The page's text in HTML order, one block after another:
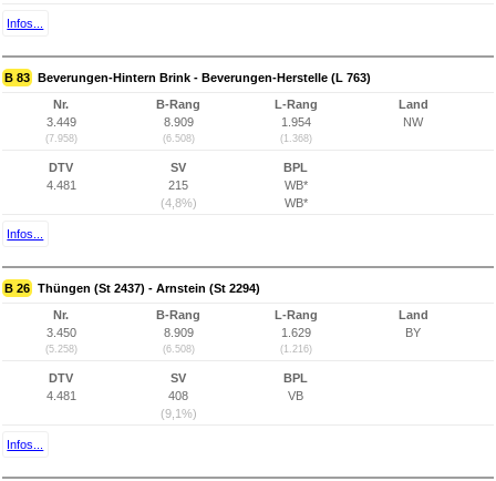
Infos...
B 83 Beverungen-Hintern Brink - Beverungen-Herstelle (L 763)
Nr.
3.449
(7.958)
B-Rang
8.909
(6.508)
L-Rang
1.954
(1.368)
Land
NW
DTV
4.481
SV
215
(4,8%)
BPL
WB*
WB*
Infos...
B 26 Thüngen (St 2437) - Arnstein (St 2294)
Nr.
3.450
(5.258)
B-Rang
8.909
(6.508)
L-Rang
1.629
(1.216)
Land
BY
DTV
4.481
SV
408
(9,1%)
BPL
VB
Infos...